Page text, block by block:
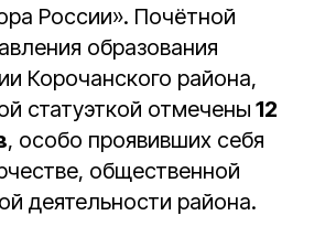
России». Почётной
образования
Корочанского района,
статуэткой отмечены 12
, особо проявивших себя
общественной
деятельности района.